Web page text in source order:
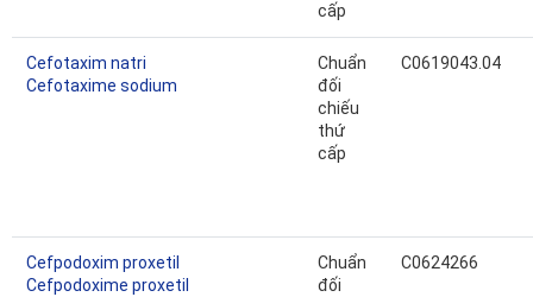
cấp
Cefotaxim natri
Cefotaxime sodium
Chuẩn
đối
chiếu
thứ
cấp
C0619043.04
Cefpodoxim proxetil
Cefpodoxime proxetil
Chuẩn
đối
C0624266